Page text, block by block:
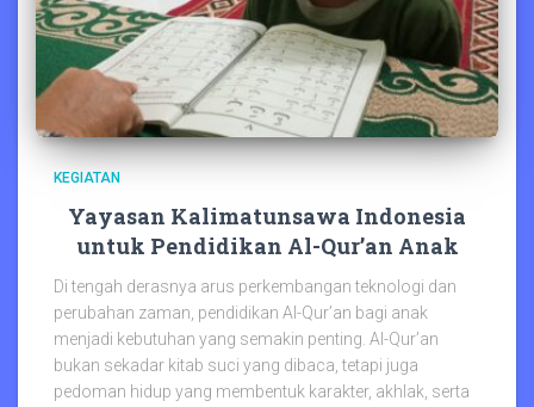
KEGIATAN
Yayasan Kalimatunsawa Indonesia
untuk Pendidikan Al-Qur’an Anak
Di tengah derasnya arus perkembangan teknologi dan
perubahan zaman, pendidikan Al-Qur’an bagi anak
menjadi kebutuhan yang semakin penting. Al-Qur’an
bukan sekadar kitab suci yang dibaca, tetapi juga
pedoman hidup yang membentuk karakter, akhlak, serta